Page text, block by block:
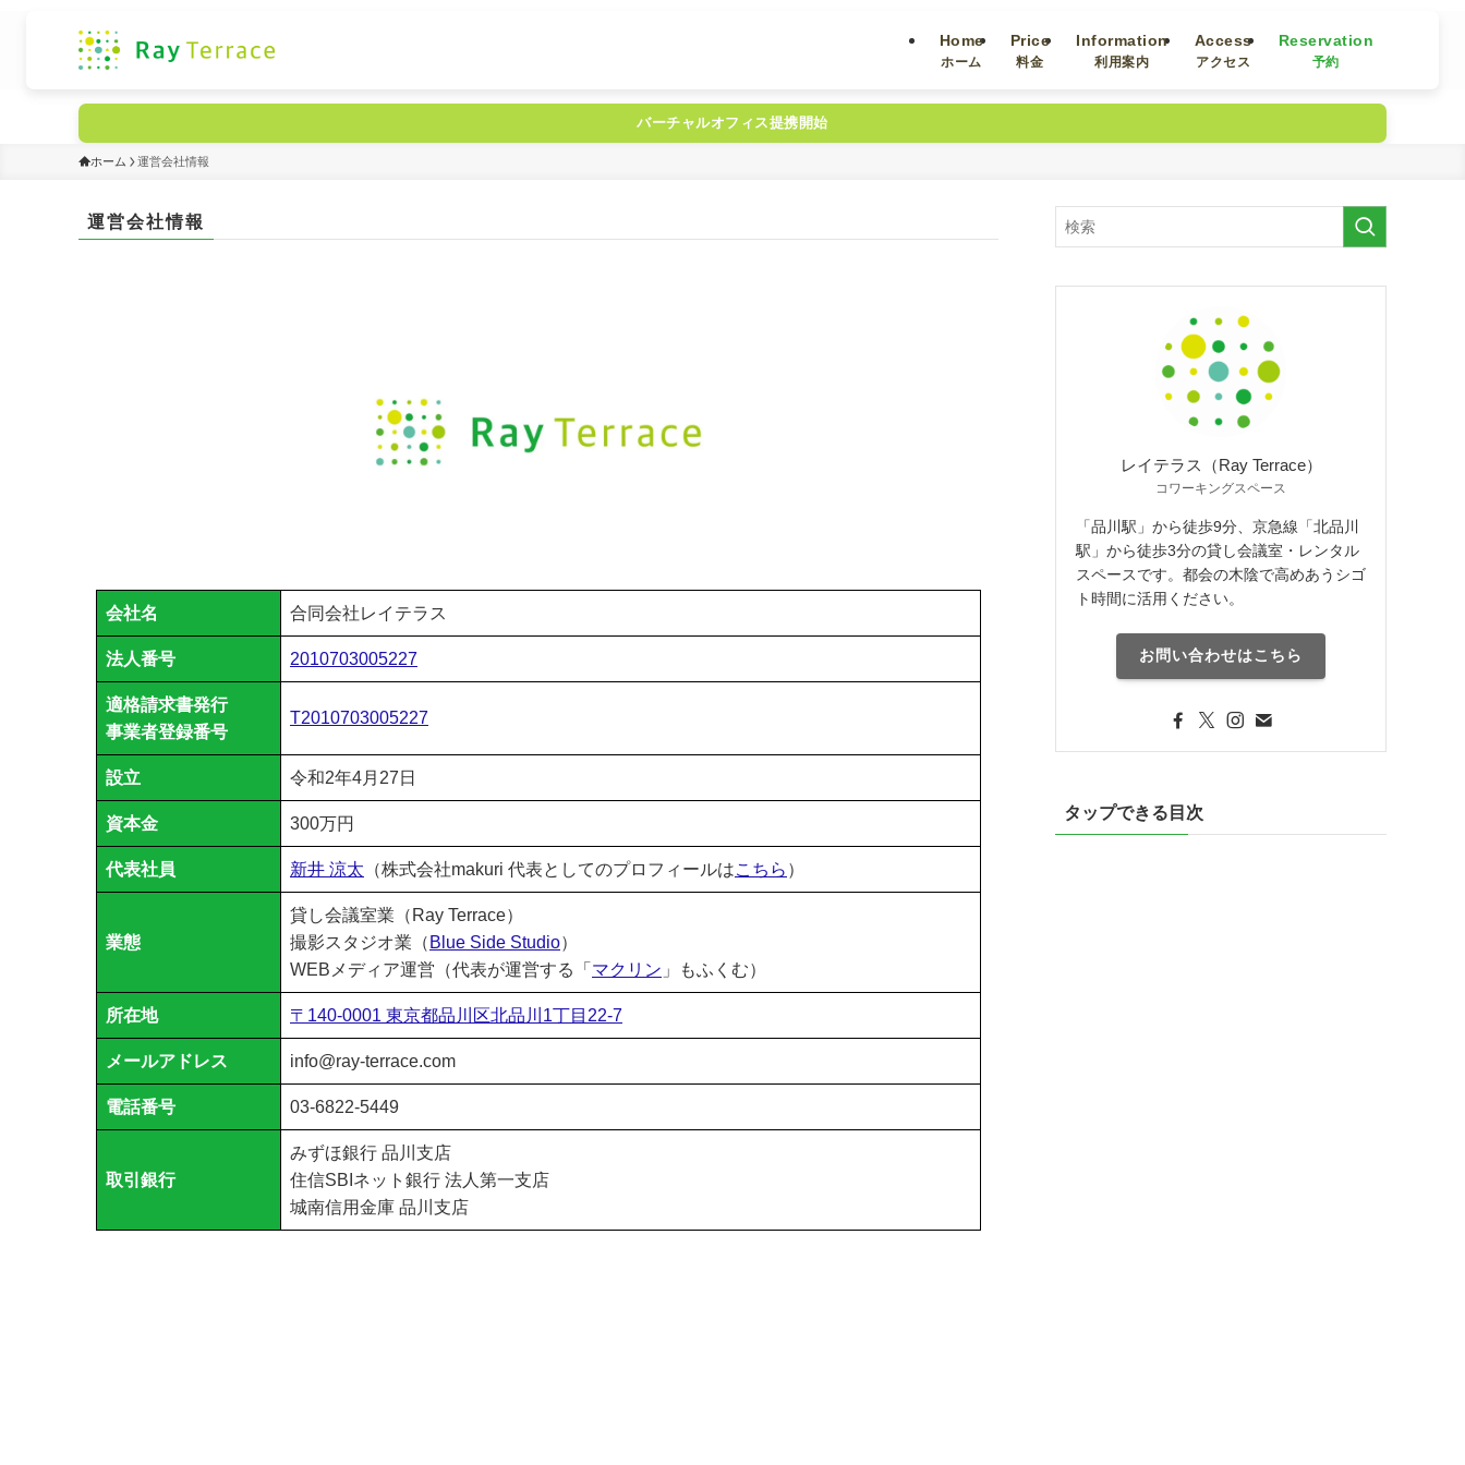
バーチャルオフィス提携開始
Home
ホーム
Price
料金
Information
利用案内
Access
アクセス
Reservation
予約
ホーム 運営会社情報
運営会社情報
会社名 合同会社レイテラス
法人番号 2010703005227
適格請求書発行
事業者登録番号
T2010703005227
設立 令和2年4月27日
資本金 300万円
代表社員 新井 涼太 （株式会社makuri 代表としてのプロフィールはこちら ）
業態
貸し会議室業（Ray Terrace）
撮影スタジオ業（ Blue Side Studio）
WEBメディア運営（代表が運営する「 マクリン 」もふくむ）
所在地 〒140-0001 東京都品川区北品川1丁目22-7
メールアドレス info@ray-terrace.com
電話番号 03-6822-5449
取引銀行
みずほ銀行 品川支店
住信SBIネット銀行 法人第一支店
城南信用金庫 品川支店
レイテラス（Ray Terrace）
コワーキングスペース
「品川駅」から徒歩9分、京急線「北品川
駅」から徒歩3分の貸し会議室・レンタル
スペースです。都会の木陰で高めあうシゴ
ト時間に活用ください。
お問い合わせはこちら
タップできる目次